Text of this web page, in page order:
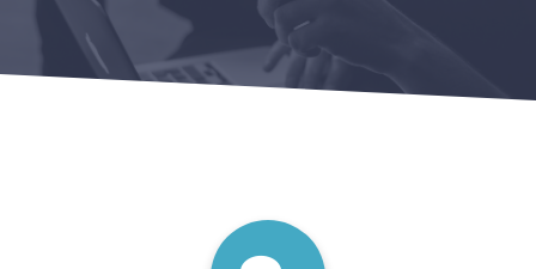
1. Seo voor beginners +
2. Onderzoeken +